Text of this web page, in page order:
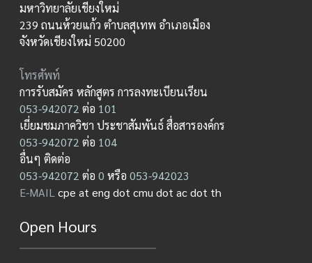
มหาวิทยาลัยเชียงใหม่
239 ถนนห้วยแก้ว ตำบลสุเทพ อำเภอเมือง
จังหวัดเชียงใหม่ 50200
โทรศัพท์
การรับสมัคร หลักสูตร การลงทะเบียนเรียน
053-942072 ต่อ 101
เยี่ยมชมภาควิชา ประชาสัมพันธ์ สื่อสารองค์กร
053-942072 ต่อ 104
อื่นๆ ติดต่อ
053-942072 ต่อ0 หรือ053-942023
E-MAILcpe at eng dot cmu dot ac dot th
Open Hours